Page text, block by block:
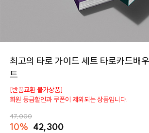
최고의 타로 가이드 세트 타로카드배
트
[반품교환 불가상품]
회원 등급할인과 쿠폰이 제외되는 상품입니다.
47,000
10% 42,300